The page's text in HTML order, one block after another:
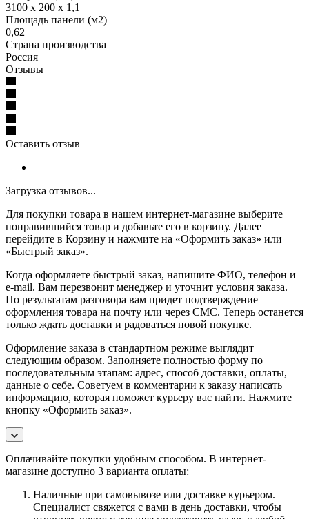
3100 x 200 x 1,1
Площадь панели (м2)
0,62
Страна производства
Россия
Отзывы
Оставить отзыв
Загрузка отзывов...
Для покупки товара в нашем интернет-магазине выберите
понравившийся товар и добавьте его в корзину. Далее
перейдите в Корзину и нажмите на «Оформить заказ» или
«Быстрый заказ».
Когда оформляете быстрый заказ, напишите ФИО, телефон и
e-mail. Вам перезвонит менеджер и уточнит условия заказа.
По результатам разговора вам придет подтверждение
оформления товара на почту или через СМС. Теперь останется
только ждать доставки и радоваться новой покупке.
Оформление заказа в стандартном режиме выглядит
следующим образом. Заполняете полностью форму по
последовательным этапам: адрес, способ доставки, оплаты,
данные о себе. Советуем в комментарии к заказу написать
информацию, которая поможет курьеру вас найти. Нажмите
кнопку «Оформить заказ».
Оплачивайте покупки удобным способом. В интернет-
магазине доступно 3 варианта оплаты:
Наличные при самовывозе или доставке курьером.
Специалист свяжется с вами в день доставки, чтобы